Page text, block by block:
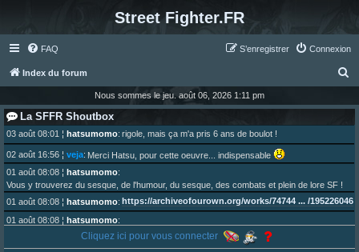
Street Fighter.FR
FAQ Connexion
S’enregistrer
Index du forum
c
h
e
Nous sommes le jeu. août 06, 2026 1:11 pm
La SFFR Shoutbox
03 août 08:01 ¦ hatsumomo: rigole, mais ça m'a pris 6 ans de boulot !
02 août 16:56 ¦ veja: Merci Hatsu, pour cette oeuvre... indispensable
01 août 08:08 ¦ hatsumomo:
Vous y trouverez du sesque, de l'humour, du sesque, des combats et plein de lore SF !
01 août 08:08 ¦ hatsumomo: https://archiveofourown.org/works/74744 ... /195226046
01 août 08:08 ¦ hatsumomo:
Aujourd'hui, c'est le yaoi day. Pour la peine je reposte ma dernière fic.
30 juil. 07:22¦hatsumomo:
Cliquez ici pour vous connecter